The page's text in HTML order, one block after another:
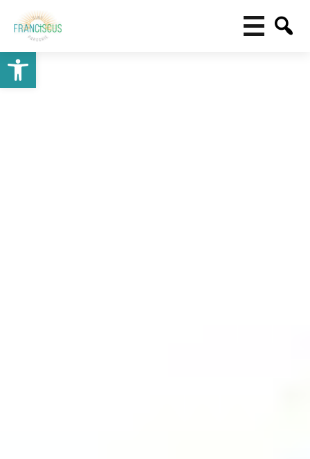
Toolbar openen